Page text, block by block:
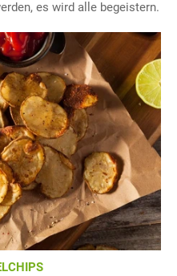
es wird alle begeistern.